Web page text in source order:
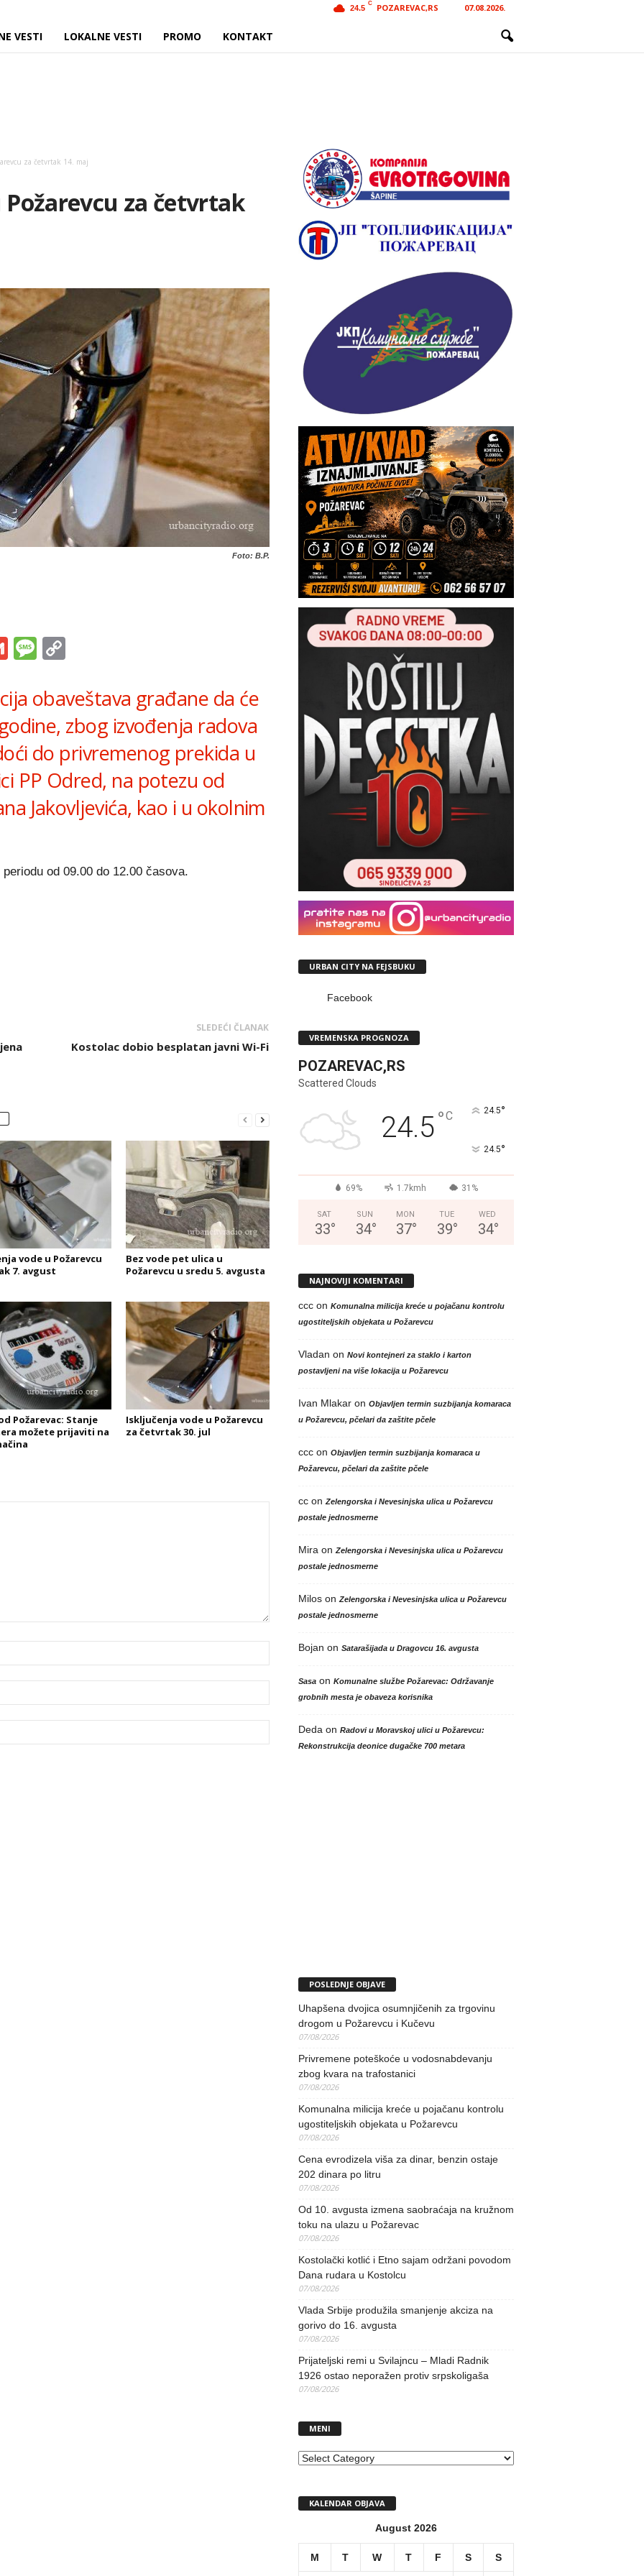
24.5
C POZAREVAC,RS 07.08.2026.
VESTI LOKALNE VESTI PROMO KONTAKT
za četvrtak 14. maj
za četvrtak
Foto: B.P.
GmailMessage
obaveštava građane da će
zbog izvođenja radova
do privremenog prekida u
PP Odred, na potezu od
Jakovljevića, kao i u okolnim
od 09.00 do 12.00 časova.
SLEDEĆI ČLANAK
Kostolac dobio besplatan javni Wi-Fi
vode u Požarevcu
7. avgust
Bez vode pet ulica u
Požarevcu u sredu 5. avgusta
Požarevac: Stanje
možete prijaviti na
Isključenja vode u Požarevcu
za četvrtak 30. jul
URBAN CITY NA FEJSBUKU
Facebook
VREMENSKA PROGNOZA
POZAREVAC,RS
Scattered Clouds
24.5°C 24.5°
24.5°
69% 1.7kmh 31%
SAT
33°
SUN
34°
MON
37°
TUE
39°
WED
34°
NAJNOVIJI KOMENTARI
cccon Komunalna milicija kreće u pojačanu kontrolu
ugostiteljskih objekata u Požarevcu
Vladan on Novi kontejneri za staklo i karton
postavljeni na više lokacija u Požarevcu
Ivan Mlakaron Objavljen termin suzbijanja komaraca
u Požarevcu, pčelari da zaštite pčele
cccon Objavljen termin suzbijanja komaraca u
Požarevcu, pčelari da zaštite pčele
ccon Zelengorska i Nevesinjska ulica u Požarevcu
postale jednosmerne
Mira on Zelengorska i Nevesinjska ulica u Požarevcu
postale jednosmerne
Miloson Zelengorska i Nevesinjska ulica u Požarevcu
postale jednosmerne
Bojan on Satarašijada u Dragovcu 16. avgusta
Sasaon Komunalne službe Požarevac: Održavanje
grobnih mesta je obaveza korisnika
Deda on Radovi u Moravskoj ulici u Požarevcu:
Rekonstrukcija deonice dugačke 700 metara
POSLEDNJE OBJAVE
Uhapšena dvojica osumnjičenih za trgovinu
drogom u Požarevcu i Kučevu
07/08/2026
Privremene poteškoće u vodosnabdevanju
zbog kvara na trafostanici
07/08/2026
Komunalna milicija kreće u pojačanu kontrolu
ugostiteljskih objekata u Požarevcu
07/08/2026
Cena evrodizela viša za dinar, benzin ostaje
202 dinara po litru
07/08/2026
Od 10. avgusta izmena saobraćaja na kružnom
toku na ulazu u Požarevac
07/08/2026
Kostolački kotlić i Etno sajam održani povodom
Dana rudara u Kostolcu
07/08/2026
Vlada Srbije produžila smanjenje akciza na
gorivo do 16. avgusta
07/08/2026
Prijateljski remi u Svilajncu – Mladi Radnik
1926 ostao neporažen protiv srpskoligaša
07/08/2026
MENI
MENI
KALENDAR OBJAVA
August 2026
M T W T F S S